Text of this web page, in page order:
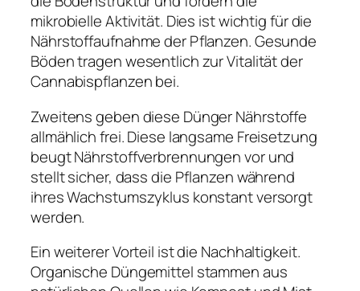
mikrobielle Aktivität. Dies ist wichtig für die
Nährstoffaufnahme der Pflanzen. Gesunde
Böden tragen wesentlich zur Vitalität der
Cannabispflanzen bei.
Zweitens geben diese Dünger Nährstoffe
allmählich frei. Diese langsame Freisetzung
beugt Nährstoffverbrennungen vor und
stellt sicher, dass die Pflanzen während
ihres Wachstumszyklus konstant versorgt
werden.
Ein weiterer Vorteil ist die Nachhaltigkeit.
Organische Düngemittel stammen aus